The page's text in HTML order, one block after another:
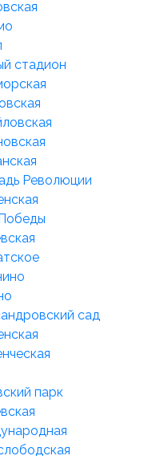
стадион
Революции
сад
парк